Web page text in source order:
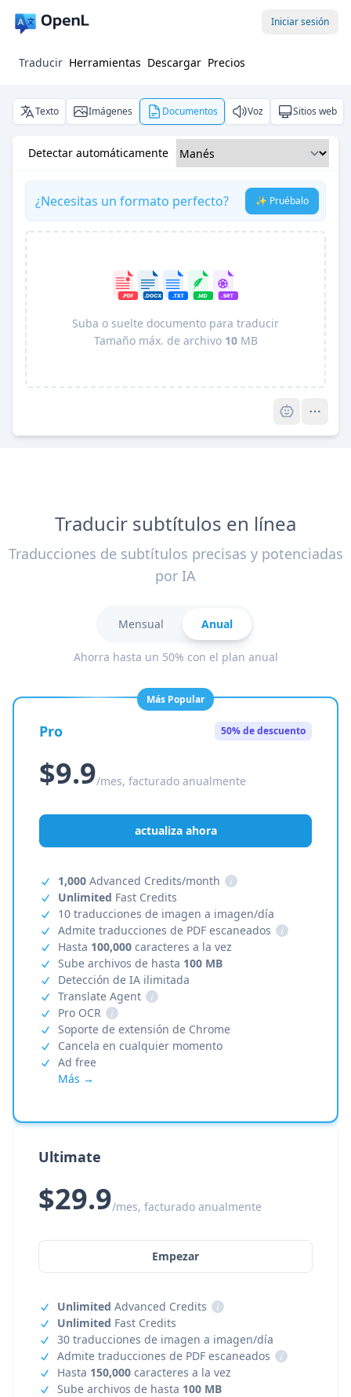
Iniciar sesión
Traducir Herramientas Descargar Precios
Texto Imágenes Documentos Voz Sitios web
Detectar automáticamente
¿Necesitas un formato perfecto? ✨ Pruébalo
Suba o suelte documento para traducir
Tamaño máx. de archivo 10MB
Traducir subtítulos en línea
Traducciones de subtítulos precisas y potenciadas
por IA
Mensual Anual
Ahorra hasta un 50% con el plan anual
Más Popular
Pro 50% de descuento
$9.9/mes, facturado anualmente
actualiza ahora
1,000 Advanced Credits/month
i
Unlimited Fast Credits
10 traducciones de imagen a imagen/día
Admite traducciones de PDF escaneados
i
Hasta 100,000 caracteres a la vez
Sube archivos de hasta 100 MB
Detección de IA ilimitada
Translate Agent
i
Pro OCR
i
Soporte de extensión de Chrome
Cancela en cualquier momento
Ad free
Más →
Ultimate
$29.9/mes, facturado anualmente
Empezar
Unlimited Advanced Credits
i
Unlimited Fast Credits
30 traducciones de imagen a imagen/día
Admite traducciones de PDF escaneados
i
Hasta 150,000 caracteres a la vez
Sube archivos de hasta 100 MB